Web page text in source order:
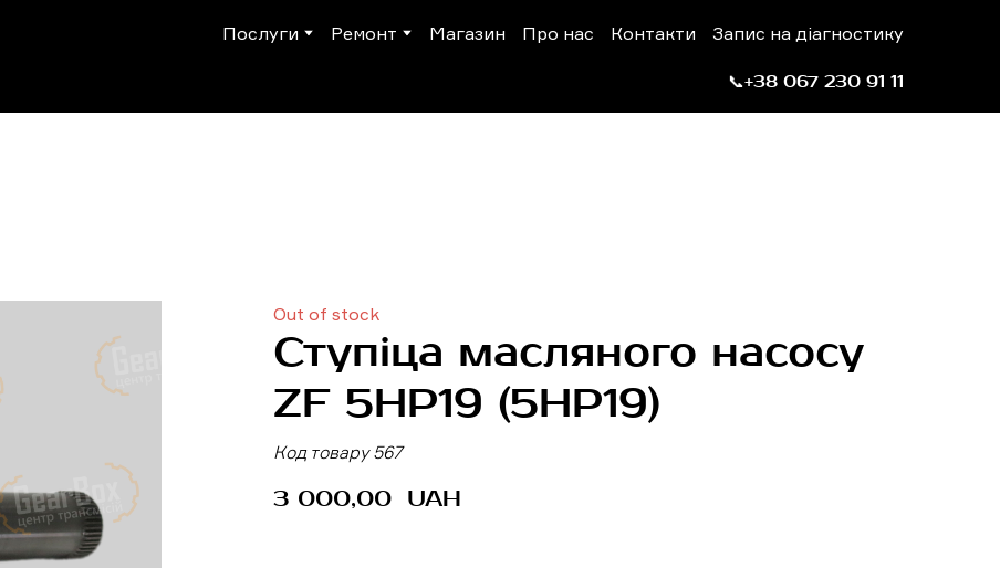
Послуги Ремонт Магазин Про нас Контакти Запис на діагностику
📞+38 067 230 91 11
Out of stock
Ступіца масляного насосу
ZF 5HP19 (5HP19)
Код товару 567
3 000,00  UAH